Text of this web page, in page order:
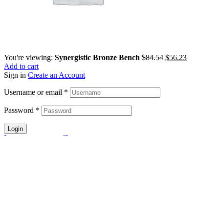
You're viewing: Synergistic Bronze Bench $84.54 $56.23
Add to cart
Sign in Create an Account
Username or email *
Password *
Login
Lost your password?